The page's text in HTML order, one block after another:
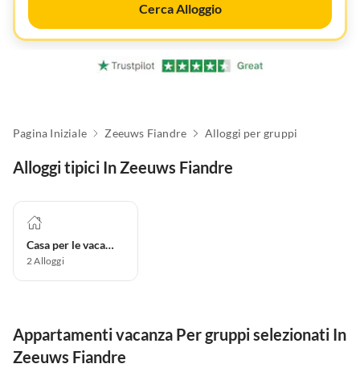
Cerca Alloggio
Pagina Iniziale Zeeuws Fiandre Alloggi per gruppi
Alloggi tipici In Zeeuws Fiandre
Casa per le vacanze
2Alloggi
Appartamenti vacanza Per gruppi selezionati In
Zeeuws Fiandre